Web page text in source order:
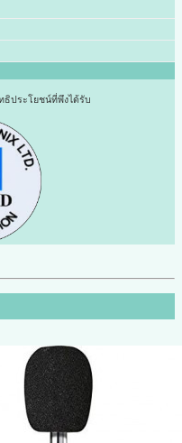
ธิประโยชน์ที่พึงได้รับ